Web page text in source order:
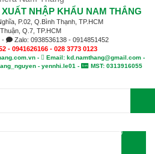
NHẬP KHẨU NAM THẮNG
P.02, Q.Bình Thạnh, TP.HCM
Q.7, TP.HCM
-
Zalo: 0938536138 - 0914851452
- 0941626166 - 028 3773 0123
-
Email: kd.namthang@gmail.com -
- yennhi.le01 - MST: 0313916055
0